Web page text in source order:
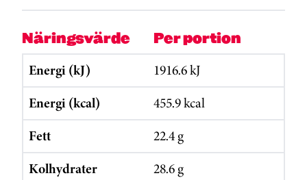
Näringsvärde Per portion
Energi (kJ)
1916.6 kJ
Energi (kcal)
455.9 kcal
Fett
22.4 g
Kolhydrater
28.6 g